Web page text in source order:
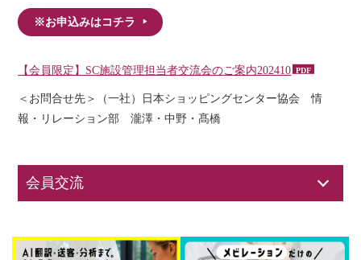
※お申込みはコチラ
【会員限定】SC施設管理担当者交流会のご案内202410
＜お問合せ先＞（一社）日本ショッピングセンター協会 情
報・リレーション部 瀧澤・中野・髙橋
会員交流